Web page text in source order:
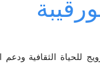
للحياة الثقافية